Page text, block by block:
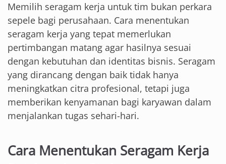
Memilih seragam kerja untuk tim bukan perkara
sepele bagi perusahaan. Cara menentukan
seragam kerja yang tepat memerlukan
pertimbangan matang agar hasilnya sesuai
dengan kebutuhan dan identitas bisnis. Seragam
yang dirancang dengan baik tidak hanya
meningkatkan citra profesional, tetapi juga
memberikan kenyamanan bagi karyawan dalam
menjalankan tugas sehari-hari.
Cara Menentukan Seragam Kerja